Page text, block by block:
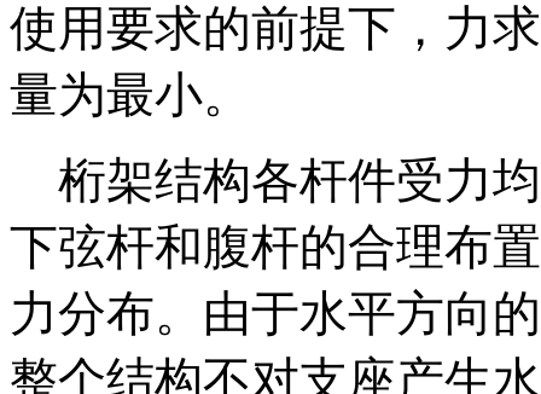
使用要求的前提下，力
量为最小。
桁架结构各杆件受力
下弦杆和腹杆的合理布
力分布。由于水平方向
整个结构不对支座产生